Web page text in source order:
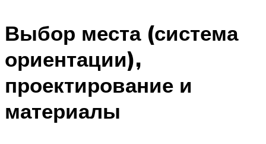
Выбор места (система
ориентации),
проектирование и
материалы